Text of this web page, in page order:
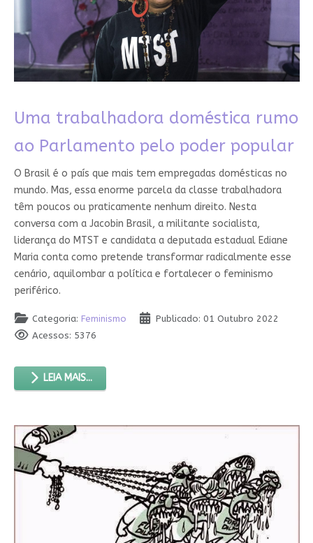
Uma trabalhadora doméstica rumo
ao Parlamento pelo poder popular
O Brasil é o país que mais tem empregadas domésticas no
mundo. Mas, essa enorme parcela da classe trabalhadora
têm poucos ou praticamente nenhum direito. Nesta
conversa com a Jacobin Brasil, a militante socialista,
liderança do MTST e candidata a deputada estadual Ediane
Maria conta como pretende transformar radicalmente esse
cenário, aquilombar a política e fortalecer o feminismo
periférico.
Categoria: Feminismo
Publicado: 01 Outubro 2022
Acessos: 5376
LEIA MAIS...